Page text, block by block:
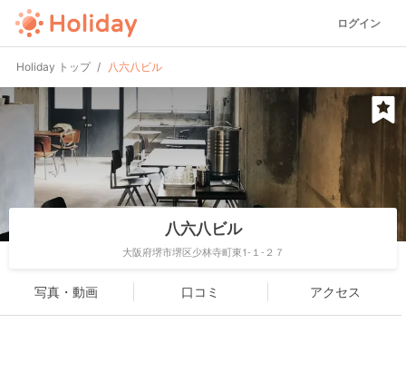
ログイン
Holiday トップ 八六八ビル
八六八ビル
大阪府堺市堺区少林寺町東1-１-２７
写真・動画 口コミ アクセス